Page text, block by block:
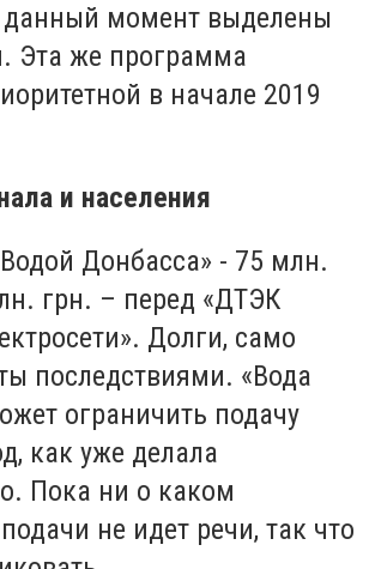
момент выделены
Эта же программа
в начале 2019
и населения
Донбасса» - 75 млн.
грн. – перед «ДТЭК
». Долги, само
последствиями. «Вода
ограничить подачу
как уже делала
Пока ни о каком
не идет речи, так что